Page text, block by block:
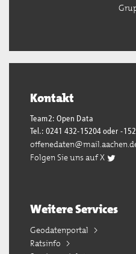
Kontakt
Team2: Open Data
Tel.: 0241 432-15204 oder -
Folgen Sie uns auf X
Weitere Services
Geodatenportal
Ratsinfo